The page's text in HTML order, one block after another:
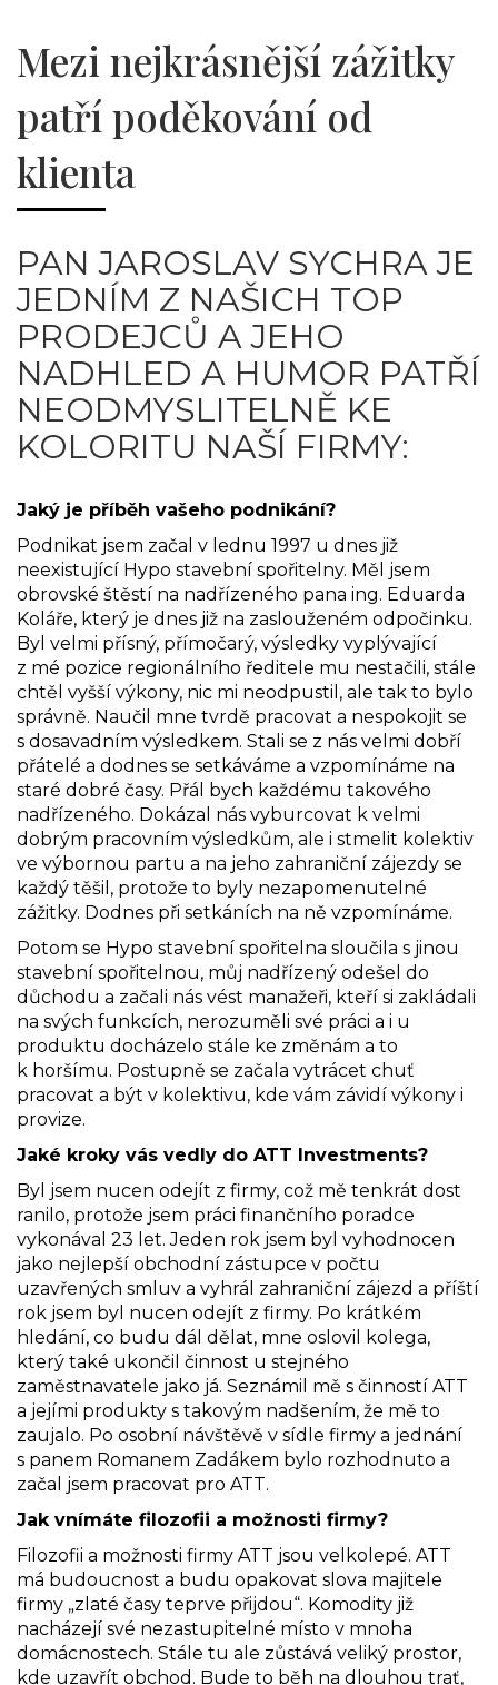
KONTAKT
Mezi nejkrásnější zážitky
patří poděkování od
klienta
PAN JAROSLAV SYCHRA JE
JEDNÍM Z NAŠICH TOP
PRODEJCŮ A JEHO
NADHLED A HUMOR PATŘÍ
NEODMYSLITELNĚ KE
KOLORITU NAŠÍ FIRMY:
Jaký je příběh vašeho podnikání?
Podnikat jsem začal v lednu 1997 u dnes již
neexistující Hypo stavební spořitelny. Měl jsem
obrovské štěstí na nadřízeného pana ing. Eduarda
Koláře, který je dnes již na zaslouženém odpočinku.
Byl velmi přísný, přímočarý, výsledky vyplývající
z mé pozice regionálního ředitele mu nestačili, stále
chtěl vyšší výkony, nic mi neodpustil, ale tak to bylo
správně. Naučil mne tvrdě pracovat a nespokojit se
s dosavadním výsledkem. Stali se z nás velmi dobří
přátelé a dodnes se setkáváme a vzpomínáme na
staré dobré časy. Přál bych každému takového
nadřízeného. Dokázal nás vyburcovat k velmi
dobrým pracovním výsledkům, ale i stmelit kolektiv
ve výbornou partu a na jeho zahraniční zájezdy se
každý těšil, protože to byly nezapomenutelné
zážitky. Dodnes při setkáních na ně vzpomínáme.
Potom se Hypo stavební spořitelna sloučila s jinou
stavební spořitelnou, můj nadřízený odešel do
důchodu a začali nás vést manažeři, kteří si zakládali
na svých funkcích, nerozuměli své práci a i u
produktu docházelo stále ke změnám a to
k horšímu. Postupně se začala vytrácet chuť
pracovat a být v kolektivu, kde vám závidí výkony i
provize.
Jaké kroky vás vedly do ATT Investments?
Byl jsem nucen odejít z firmy, což mě tenkrát dost
ranilo, protože jsem práci finančního poradce
vykonával 23 let. Jeden rok jsem byl vyhodnocen
jako nejlepší obchodní zástupce v počtu
uzavřených smluv a vyhrál zahraniční zájezd a příští
rok jsem byl nucen odejít z firmy. Po krátkém
hledání, co budu dál dělat, mne oslovil kolega,
který také ukončil činnost u stejného
zaměstnavatele jako já. Seznámil mě s činností ATT
a jejími produkty s takovým nadšením, že mě to
zaujalo. Po osobní návštěvě v sídle firmy a jednání
s panem Romanem Zadákem bylo rozhodnuto a
začal jsem pracovat pro ATT.
Jak vnímáte filozofii a možnosti firmy?
Filozofii a možnosti firmy ATT jsou velkolepé. ATT
má budoucnost a budu opakovat slova majitele
firmy „zlaté časy teprve přijdou“. Komodity již
nacházejí své nezastupitelné místo v mnoha
domácnostech. Stále tu ale zůstává veliký prostor,
kde uzavřít obchod. Bude to běh na dlouhou trať,